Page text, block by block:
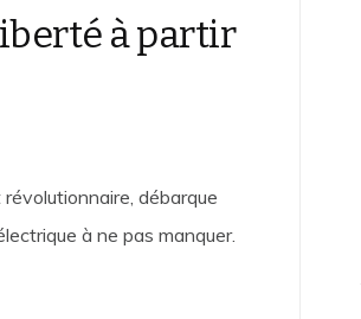
à partir
débarque
à ne pas manquer.